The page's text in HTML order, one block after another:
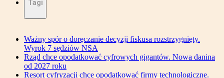
Tagi
Ważny spór o doręczanie decyzji fiskusa rozstrzygnięty.
Wyrok 7 sędziów NSA
Rząd chce opodatkować cyfrowych gigantów. Nowa danina
od 2027 roku
Resort cyfryzacji chce opodatkować firmy technologiczne.